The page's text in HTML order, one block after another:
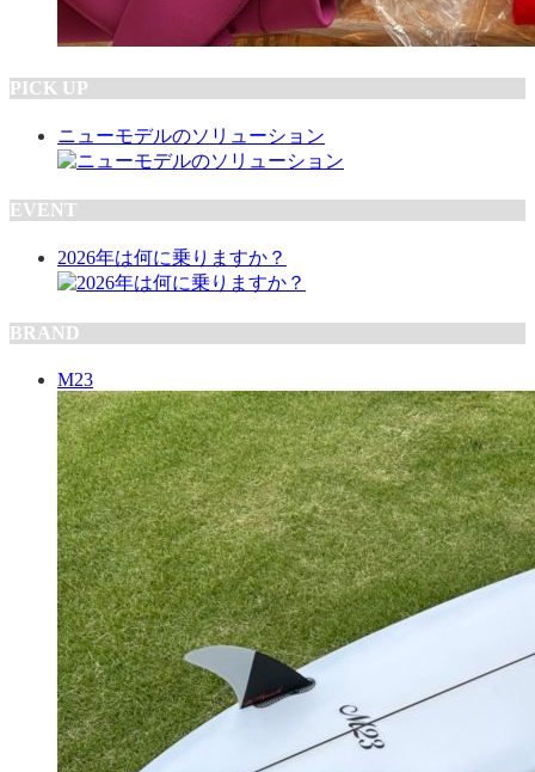
PICK UP
ニューモデルのソリューション
EVENT
2026年は何に乗りますか？
BRAND
M23